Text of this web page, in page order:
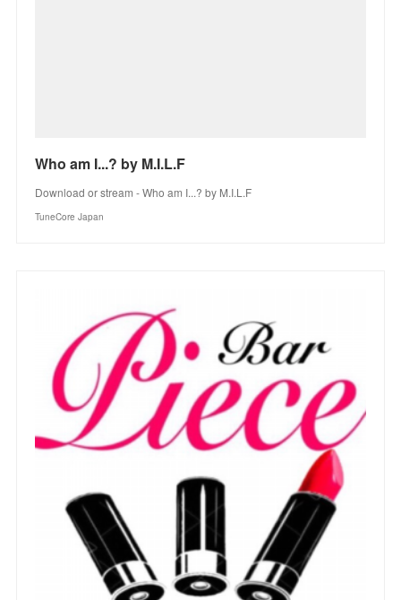
Who am I...? by M.I.L.F
Download or stream - Who am I...? by M.I.L.F
TuneCore Japan